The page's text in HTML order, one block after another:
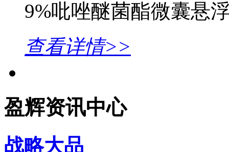
9%吡唑醚菌酯微囊悬
查看详情>>
盈辉资讯中心
战略大品